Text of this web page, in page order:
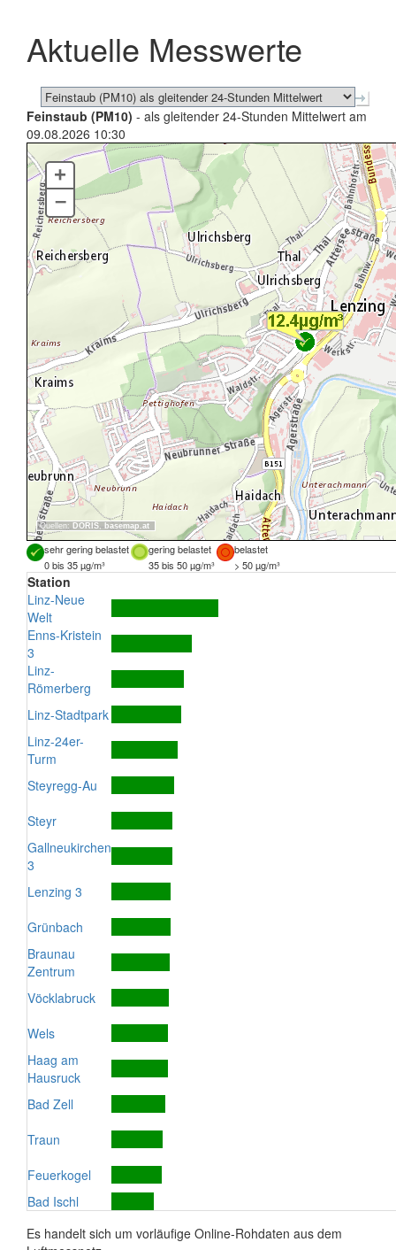
schließen
Aktuelle Messwerte
Feinstaub (PM10) - als gleitender 24-Stunden Mittelwert am
09.08.2026 10:30
Quellen: DORIS, basemap.at
+
–
sehr gering belastet gering belastet
belastet
0 bis 35 µg/m³
35 bis 50 µg/m³ > 50 µg/m³
Station
Linz-Neue
Welt
Enns-Kristein
3
Linz-
Römerberg
Linz-Stadtpark
Linz-24er-
Turm
Steyregg-Au
Steyr
Gallneukirchen
3
Lenzing 3
Grünbach
Braunau
Zentrum
Vöcklabruck
Wels
Haag am
Hausruck
Bad Zell
Traun
Feuerkogel
Bad Ischl
Es handelt sich um vorläufige Online-Rohdaten aus dem